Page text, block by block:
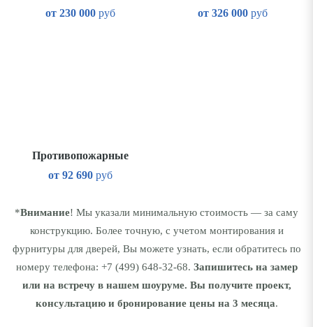
от230 000 руб
от 326 000 руб
Противопожарные
от92 690 руб
*Внимание! Мы указали минимальную стоимость — за саму
конструкцию. Более точную, с учетом монтирования и
фурнитуры для дверей, Вы можете узнать, если обратитесь по
номеру телефона: +7 (499) 648-32-68. Запишитесь на замер
или на встречу в нашем шоуруме. Вы получите проект,
консультацию и бронирование цены на 3 месяца.